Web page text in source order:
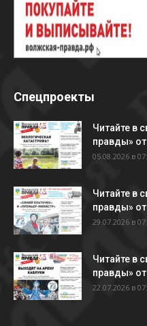
Спецпроекты
Читайте в
правды» от
05.08.2026 в
Читайте в
правды»
29.07.2026 в
Читайте в
правды»
22.07.2026 в